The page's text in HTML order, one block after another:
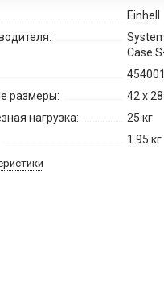
Einhell
Case
размеры:
42 x
нагрузка:
25 кг
1.95 кг